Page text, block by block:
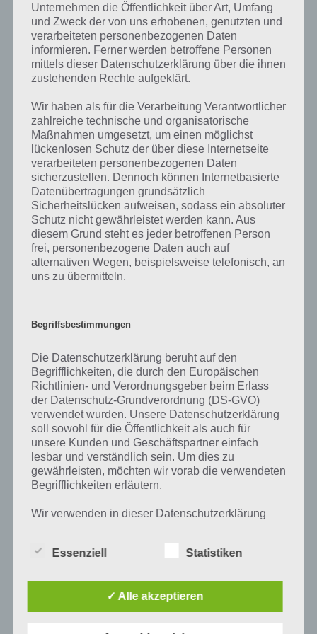
APPS
SONIC DASH 2 SONIC BOOM
VORSCHAU AUF DIE APP FÜR
ANDROID, IPHONE, IPAD
PAUL STELZER- 05. OKTOBER 2015
[caption id="attachment_22838" align="alignright"
width="150"] Sonic Dash 2 Sonic Boom von
Sega[/caption] In Kürze soll das Spiel Sonic Dash 2
Sonic Boom für Android, iPhone und iPad erscheinen.
Updates, Events und Neues
Zur Spiele App Sonic Dash 2 Sonic Boom haben wir leider noch
keine News verfasst. Sobald wir Artikel haben, werden wir euch
diese natürlich hier vorstellen.
Tipps und Tricks zu Sonic Dash 2 Sonic
Boom
Teilweise ist es in Sonic Dash 2 Sonic Boom ziemlich kompliziert
der Spiele App. Damit ihr nicht aufgeben müsst, haben wir für
Cheats zusammengefasst. Diese findet ihr in der nachfolgenden
Unternehmen die Öffentlichkeit über Art, Umfang
und Zweck der von uns erhobenen, genutzten und
verarbeiteten personenbezogenen Daten
informieren. Ferner werden betroffene Personen
mittels dieser Datenschutzerklärung über die ihnen
zustehenden Rechte aufgeklärt.
Wir haben als für die Verarbeitung Verantwortlicher
zahlreiche technische und organisatorische
Maßnahmen umgesetzt, um einen möglichst
lückenlosen Schutz der über diese Internetseite
verarbeiteten personenbezogenen Daten
sicherzustellen. Dennoch können Internetbasierte
Datenübertragungen grundsätzlich
Sicherheitslücken aufweisen, sodass ein absoluter
Schutz nicht gewährleistet werden kann. Aus
diesem Grund steht es jeder betroffenen Person
frei, personenbezogene Daten auch auf
alternativen Wegen, beispielsweise telefonisch, an
uns zu übermitteln.
Begriffsbestimmungen
Die Datenschutzerklärung beruht auf den
Begrifflichkeiten, die durch den Europäischen
Richtlinien- und Verordnungsgeber beim Erlass
der Datenschutz-Grundverordnung (DS-GVO)
verwendet wurden. Unsere Datenschutzerklärung
soll sowohl für die Öffentlichkeit als auch für
unsere Kunden und Geschäftspartner einfach
lesbar und verständlich sein. Um dies zu
gewährleisten, möchten wir vorab die verwendeten
Begrifflichkeiten erläutern.
Wir verwenden in dieser Datenschutzerklärung
Personenbezogene Daten sind alle
Essenziell Statistiken
✓ Alle akzeptieren